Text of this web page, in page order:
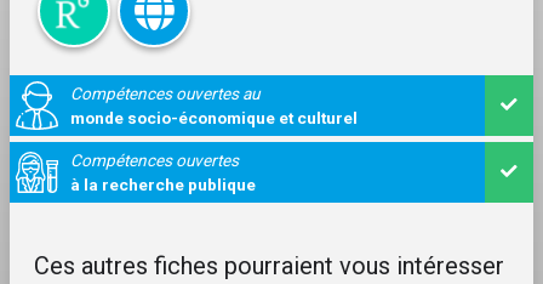
Compétences ouvertes au
monde socio-économique et culturel
Compétences ouvertes
à la recherche publique
Ces autres fiches pourraient vous intéresser